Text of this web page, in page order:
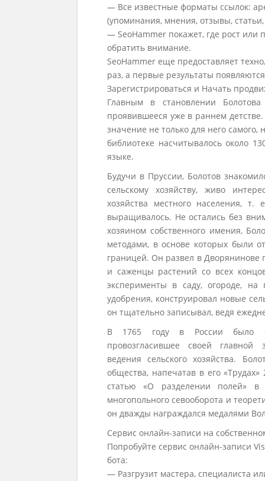
— Все известные форматы ссылок:
(упоминания, мнения, отзывы,
— SeoHammer покажет, где рост или
обратить внимание.
SeoHammer еще предоставляет
раз, а первые результаты
Зарегистрироваться и Начать
Главным в становлении
проявившееся уже в раннем
значение не только для него самого,
библиотеке насчитывалось около
языке.
Будучи в Пруссии, Болотов
сельскому хозяйству, живо
хозяйства местного населения,
выращивалось. Не остались без
хозяином собственного имения,
методами, в основе которых были
границей. Он развел в Дворянинове
и саженцы растений со всех
эксперименты в саду, огороде,
удобрения, конструировал новые
он тщательно записывал, ведя
В 1765 году в России было
провозгласившее своей главной
ведения сельского хозяйства.
общества, напечатав в его
статью «О разделении полей»
многопольного севооборота и
он дважды награждался медалями
Сервис онлайн-записи на
Попробуйте сервис онлайн-записи
бота:
— Разгрузит мастера, специалиста